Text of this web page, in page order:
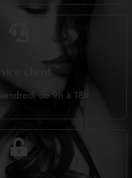
client
de 9h à 18h